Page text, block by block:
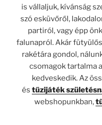
is vállaljuk, kívánság
szó esküvőről,
partiról, vagy épp
falunapról. Akár fütyülős
rakétára gondol,
csomagok tartalma
kedveskedik. Az
és tűzijáték
webshopunkban,